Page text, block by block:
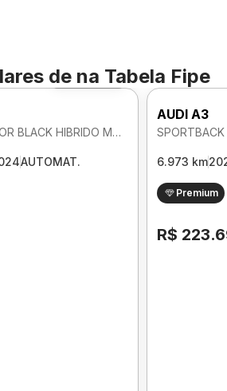
de na Tabela Fipe
Foto 360º
SPORTBACK PERFOR BLACK HIBRIDO MHEV 2.0 AUTOMATICO
AUTOMAT.
AUDI A3
6.973 km
Premium
R$